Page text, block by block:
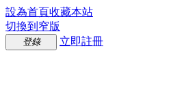
設為首頁收藏本站
切換到窄版
登錄 立即註冊